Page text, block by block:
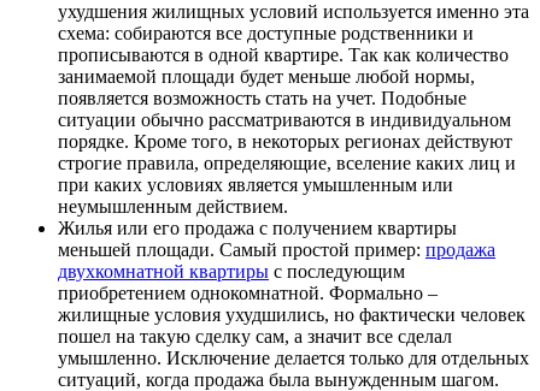
ухудшения жилищных условий используется именно эта
схема: собираются все доступные родственники и
прописываются в одной квартире. Так как количество
занимаемой площади будет меньше любой нормы,
появляется возможность стать на учет. Подобные
ситуации обычно рассматриваются в индивидуальном
порядке. Кроме того, в некоторых регионах действуют
строгие правила, определяющие, вселение каких лиц и
при каких условиях является умышленным или
неумышленным действием.
Жилья или его продажа с получением квартиры
меньшей площади. Самый простой пример: продажа
двухкомнатной квартиры с последующим
приобретением однокомнатной. Формально –
жилищные условия ухудшились, но фактически человек
пошел на такую сделку сам, а значит все сделал
умышленно. Исключение делается только для отдельных
ситуаций, когда продажа была вынужденным шагом.